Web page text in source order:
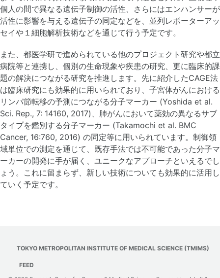
個人の間で異なる遺伝子制御の活性、さらにはエンハンサーが
活性に影響を与える遺伝子の同定などを、並列レポーターアッ
セイや１細胞解析技術などを通じて行う予定です。
また、都医学研で進められている他のプロジェクト研究や都立
病院等と連携し、個別の生命現象や疾患の研究、更に臨床的課
題の解決につながる研究を推進します。先に紹介したCAGE法
は臨床研究にも効果的に用いられており、子宮体がんにおける
リンパ節転移の予測につながる分子マーカー (Yoshida et al.
Sci. Rep., 7: 14160, 2017)、肺がんにおいて薬効の異なるサブ
タイプを鑑別する分子マーカー (Takamochi et al. BMC
Cancer, 16:760, 2016) の同定等に用いられています。制御領
域単位での測定を通じて、既存手法では不可能であった分子マ
ーカーの開発に手が届く、ユニークなアプローチといえるでし
ょう。これに留まらず、新しい技術についても効果的に活用し
ていく予定です。
TOKYO METROPOLITAN INSTITUTE OF MEDICAL SCIENCE (TMIMS)
FEED